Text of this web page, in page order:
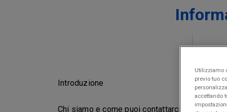
Introduzione
Chi siamo e come puoi contattarci
Utilizziamo
previo tuo
accettando